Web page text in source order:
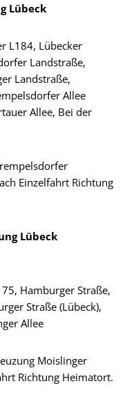
Lübeck
L184, Lübecker
Landstraße,
Landstraße,
Allee
Allee, Bei der
Einzelfahrt Richtung
Lübeck
Hamburger Straße,
Straße (Lübeck),
Allee
Moislinger
Richtung Heimatort.